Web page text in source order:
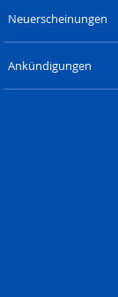
Neuerscheinungen
Ankündigungen